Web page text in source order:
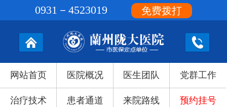
网站首页 医院概况 医生团队 党群工作
治疗技术 患者通道 来院路线 预约挂号
0931－4523019 免费拨打